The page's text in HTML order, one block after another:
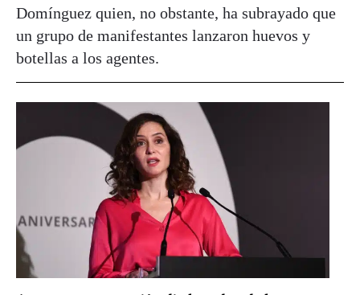
Domínguez quien, no obstante, ha subrayado que
un grupo de manifestantes lanzaron huevos y
botellas a los agentes.